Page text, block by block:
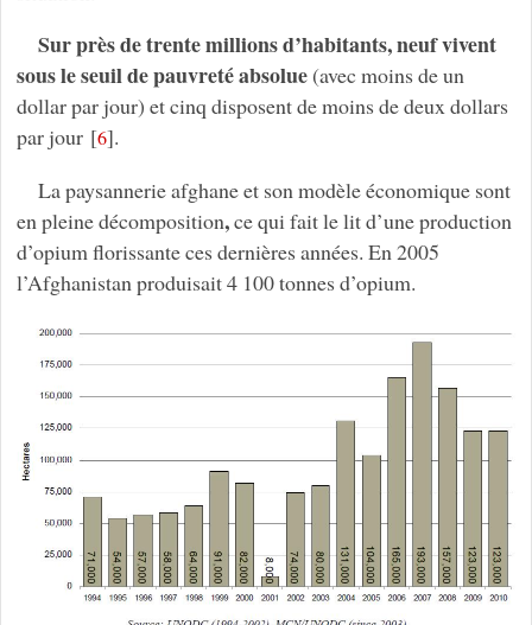
Sur près de trente millions d’habitants, neuf vivent
sous le seuil de pauvreté absolue(avec moins de un
dollar par jour) et cinq disposent de moins de deux dollars
par jour[6].
La paysannerie afghane et son modèle économique sont
en pleine décomposition,ce qui fait le lit d’une production
d’opium florissante ces dernières années. En 2005
l’Afghanistan produisait 4 100 tonnes d’opium.